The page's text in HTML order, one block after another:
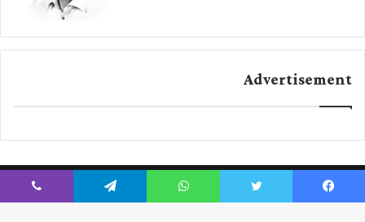
Advertisement
Facebook
Twitter
YouTube
Instagram Facebook
Twitter
WhatsApp
Telegram
Viber